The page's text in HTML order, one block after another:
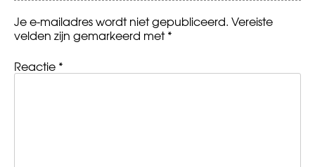
Je e-mailadres wordt niet gepubliceerd. Vereiste
velden zijn gemarkeerd met*
Reactie *